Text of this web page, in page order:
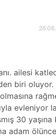
ailesi
biri oluyor.
evleniyor
30
adam